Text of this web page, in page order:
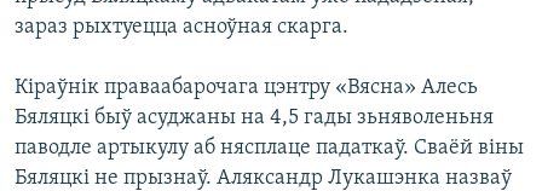
зараз рыхтуецца асноўная скарга.
Кіраўнік праваабарочага цэнтру «Вясна» Алесь
Бяляцкі быў асуджаны на 4,5 гады зьняволеньня
паводле артыкулу аб нясплаце падаткаў. Сваёй віны
Бяляцкі не прызнаў. Аляксандр Лукашэнка назваў